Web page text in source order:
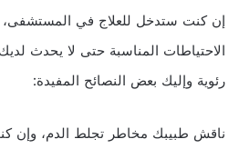
إن كنت ستدخل للعلاج في المستشفى،
الاحتياطات المناسبة حتى لا يحدث
رئوية وإليك بعض النصائح المفيدة:
ناقش طبيبك مخاطر تجلط الدم، وإن